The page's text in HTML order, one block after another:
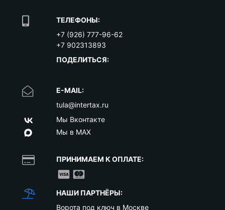
ТЕЛЕФОНЫ:
+7 (926) 777-96-62
+7 902313893
ПОДЕЛИТЬСЯ:
E-MAIL:
tula@intertax.ru
Мы Вконтакте
Мы в MAX
ПРИНИМАЕМ К ОПЛАТЕ:
НАШИ ПАРТНЁРЫ:
Ворота под ключ в Москве